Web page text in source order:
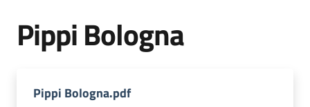
Centri
estivi
socioeducativi
Pippi Bologna
Pippi Bologna.pdf